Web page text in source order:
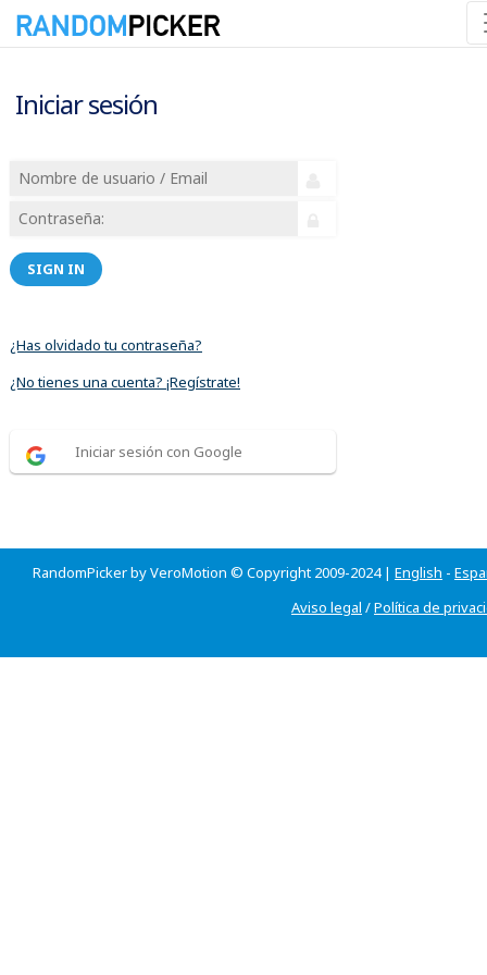
Iniciar sesión
SIGN IN
¿Has olvidado tu contraseña?
¿No tienes una cuenta? ¡Regístrate!
Iniciar sesión con Google
RandomPicker by VeroMotion © Copyright 2009-2024 | English -
Aviso legal /Política de